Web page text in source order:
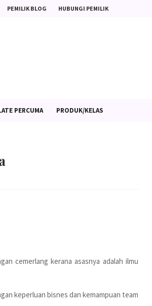
PEMILIK BLOG HUBUNGI PEMILIK
PERCUMA PRODUK/KELAS
cemerlang kerana asasnya adalah ilmu
keperluan bisnes dan kemampuan team